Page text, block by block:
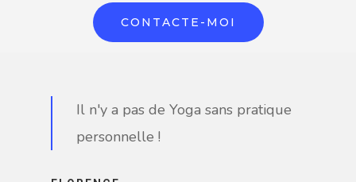
CONTACTE-MOI
Il n'y a pas de Yoga sans pratique
personnelle !